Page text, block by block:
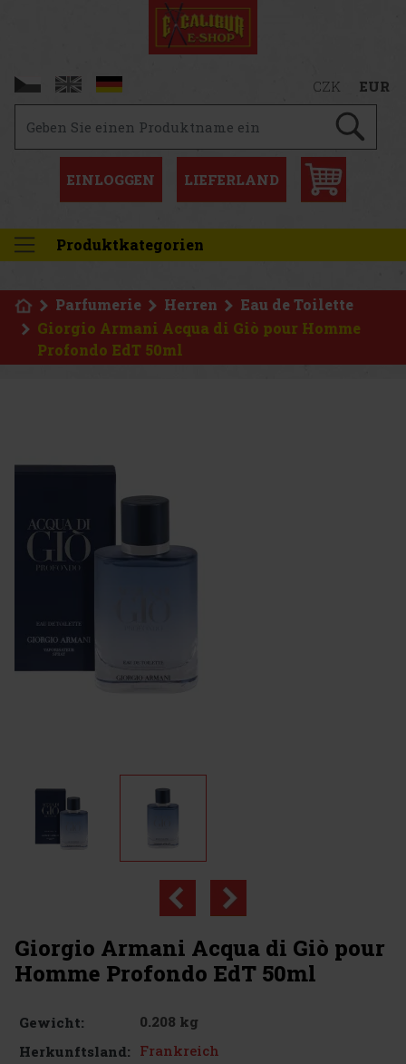
CZK EUR
EINLOGGEN LIEFERLAND
Produktkategorien
Parfumerie Herren
Eau de Toilette
Giorgio Armani Acqua di Giò pour Homme
Profondo EdT 50ml
Giorgio Armani Acqua di Giò pour
Homme Profondo EdT 50ml
Gewicht:
0.208 kg
Herkunftsland: Frankreich